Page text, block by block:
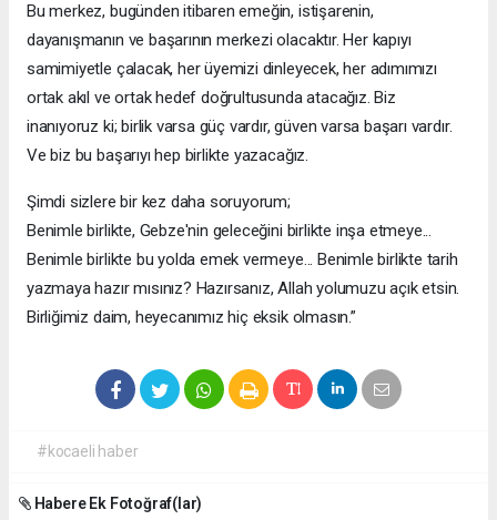
Bu merkez, bugünden itibaren emeğin, istişarenin,
dayanışmanın ve başarının merkezi olacaktır. Her kapıyı
samimiyetle çalacak, her üyemizi dinleyecek, her adımımızı
ortak akıl ve ortak hedef doğrultusunda atacağız. Biz
inanıyoruz ki; birlik varsa güç vardır, güven varsa başarı vardır.
Ve biz bu başarıyı hep birlikte yazacağız.
Şimdi sizlere bir kez daha soruyorum;
Benimle birlikte, Gebze'nin geleceğini birlikte inşa etmeye...
Benimle birlikte bu yolda emek vermeye... Benimle birlikte tarih
yazmaya hazır mısınız? Hazırsanız, Allah yolumuzu açık etsin.
Birliğimiz daim, heyecanımız hiç eksik olmasın.”
#kocaeli haber
Habere Ek Fotoğraf(lar)